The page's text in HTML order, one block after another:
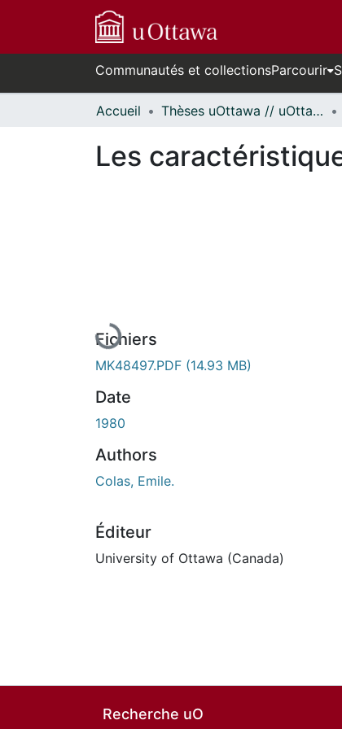
Communautés et collectionsParcourir
Accueil Thèses uOttawa // uOttawa Theses
Les
En cours de chargement...
Fichiers
MK48497.PDF (14.93 MB)
Date
1980
Authors
Colas, Emile.
Éditeur
University of Ottawa (Canada)
Recherche uO